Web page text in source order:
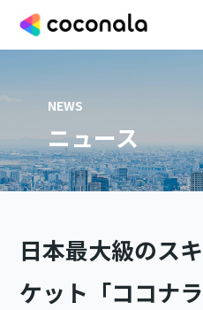
NEWS
ニュース
日本最大級のス
ケット「ココナ